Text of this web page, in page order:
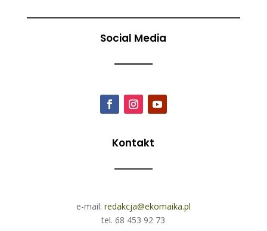
Social Media
Kontakt
e-mail: redakcja@ekomaika.pl
tel. 68 453 92 73